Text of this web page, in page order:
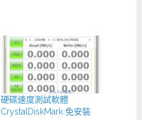
硬碟速度測試軟體
CrystalDiskMark 免安裝